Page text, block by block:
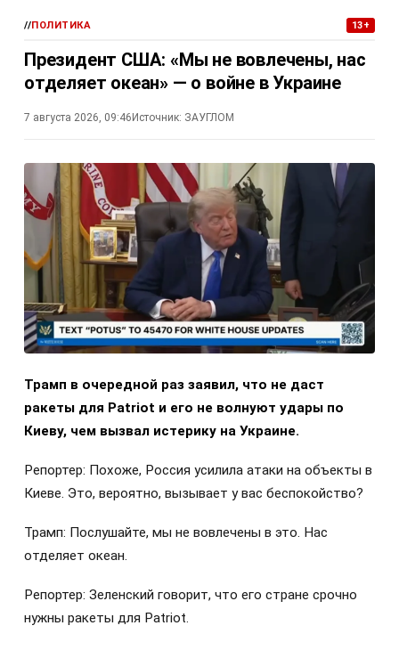
//ПОЛИТИКА 13+
Президент США: «Мы не вовлечены, нас
отделяет океан» — о войне в Украине
7 августа 2026, 09:46Источник: ЗАУГЛОМ
Трамп в очередной раз заявил, что не даст
ракеты для Patriot и его не волнуют удары по
Киеву, чем вызвал истерику на Украине.
Репортер: Похоже, Россия усилила атаки на объекты в
Киеве. Это, вероятно, вызывает у вас беспокойство?
Трамп: Послушайте, мы не вовлечены в это. Нас
отделяет океан.
Репортер: Зеленский говорит, что его стране срочно
нужны ракеты для Patriot.